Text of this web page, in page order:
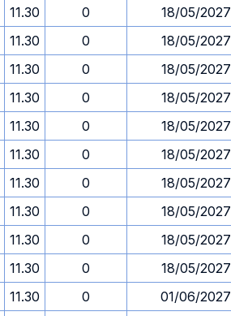
11.30 0
18/05/2027
11.30 0
18/05/2027
11.30 0
18/05/2027
11.30 0
18/05/2027
11.30 0
18/05/2027
11.30 0
18/05/2027
11.30 0
18/05/2027
11.30 0
18/05/2027
11.30 0
18/05/2027
11.30 0
18/05/2027
11.30 0
01/06/2027